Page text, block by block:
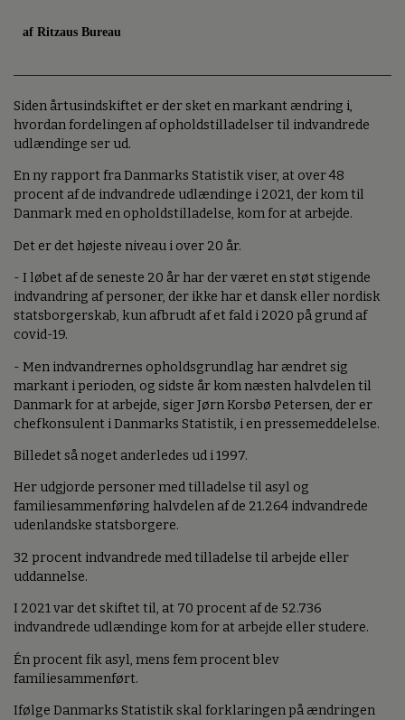
af Ritzaus Bureau
Siden årtusindskiftet er der sket en markant ændring i,
hvordan fordelingen af opholdstilladelser til indvandrede
udlændinge ser ud.
En ny rapport fra Danmarks Statistik viser, at over 48
procent af de indvandrede udlændinge i 2021, der kom til
Danmark med en opholdstilladelse, kom for at arbejde.
Det er det højeste niveau i over 20 år.
- I løbet af de seneste 20 år har der været en støt stigende
indvandring af personer, der ikke har et dansk eller nordisk
statsborgerskab, kun afbrudt af et fald i 2020 på grund af
covid-19.
- Men indvandrernes opholdsgrundlag har ændret sig
markant i perioden, og sidste år kom næsten halvdelen til
Danmark for at arbejde, siger Jørn Korsbø Petersen, der er
chefkonsulent i Danmarks Statistik, i en pressemeddelelse.
Billedet så noget anderledes ud i 1997.
Her udgjorde personer med tilladelse til asyl og
familiesammenføring halvdelen af de 21.264 indvandrede
udenlandske statsborgere.
32 procent indvandrede med tilladelse til arbejde eller
uddannelse.
I 2021 var det skiftet til, at 70 procent af de 52.736
indvandrede udlændinge kom for at arbejde eller studere.
Én procent fik asyl, mens fem procent blev
familiesammenført.
Ifølge Danmarks Statistik skal forklaringen på ændringen